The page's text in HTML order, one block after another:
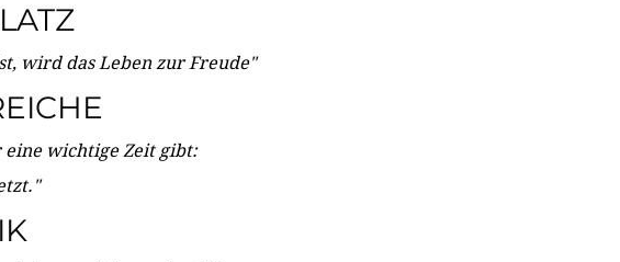
wird das Leben zur Freude"
eine wichtige Zeit gibt: